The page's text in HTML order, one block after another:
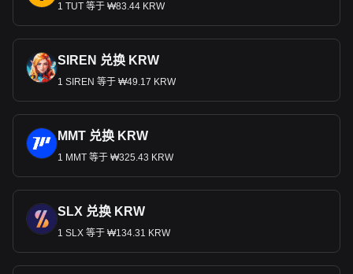
1 TUT 等于 ₩83.44 KRW
SIREN 兑换 KRW
1 SIREN 等于 ₩49.17 KRW
MMT 兑换 KRW
1 MMT 等于 ₩325.43 KRW
SLX 兑换 KRW
1 SLX 等于 ₩134.31 KRW